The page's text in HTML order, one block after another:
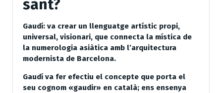
sant?
Gaudí: va crear un llenguatge artístic propi,
universal, visionari, que connecta la mística de
la numerologia asiàtica amb l’arquitectura
modernista de Barcelona.
Gaudí va fer efectiu el concepte que porta el
seu cognom «gaudir» en català; ens ensenya